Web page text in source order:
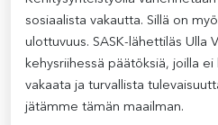
sosiaalista vakautta. Sillä on
ulottuvuus. SASK-lähettiläs Ulla
kehysriihessä päätöksiä, joilla
vakaata ja turvallista
jätämme tämän maailman.